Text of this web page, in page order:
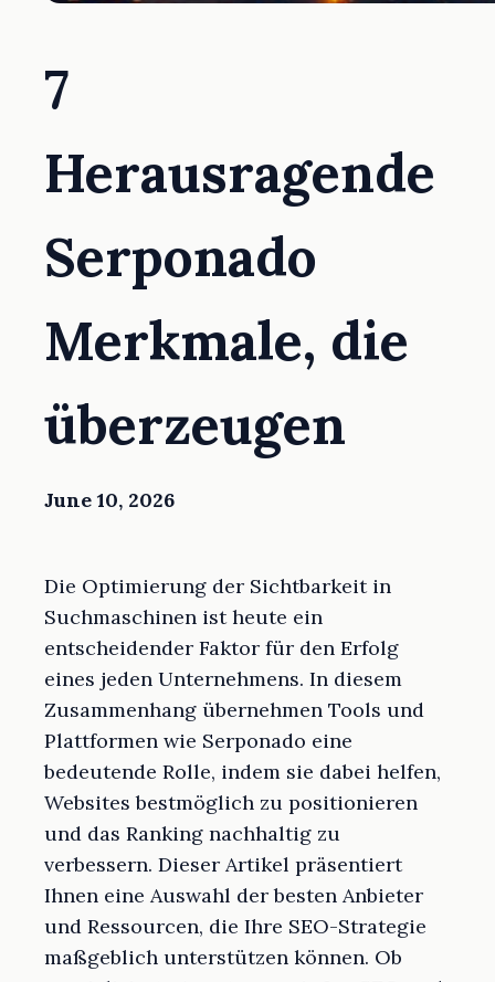
7
Herausragende
Serponado
Merkmale, die
überzeugen
June 10, 2026
Die Optimierung der Sichtbarkeit in
Suchmaschinen ist heute ein
entscheidender Faktor für den Erfolg
eines jeden Unternehmens. In diesem
Zusammenhang übernehmen Tools und
Plattformen wie Serponado eine
bedeutende Rolle, indem sie dabei helfen,
Websites bestmöglich zu positionieren
und das Ranking nachhaltig zu
verbessern. Dieser Artikel präsentiert
Ihnen eine Auswahl der besten Anbieter
und Ressourcen, die Ihre SEO-Strategie
maßgeblich unterstützen können. Ob